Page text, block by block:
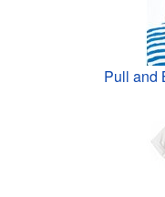
Pull and